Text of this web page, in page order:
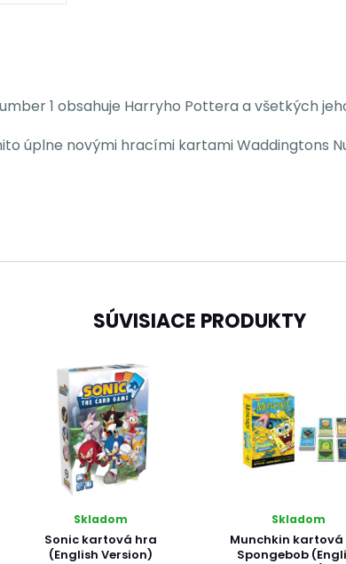
1 obsahuje Harryho Pottera a všetkých
úplne novými hracími kartami Waddingtons
SÚVISIACE PRODUKTY
Skladom
Sonic kartová hra
(English Version)
Skladom
Munchkin kartová
Spongebob